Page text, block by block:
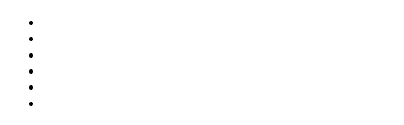
Skip
main
content